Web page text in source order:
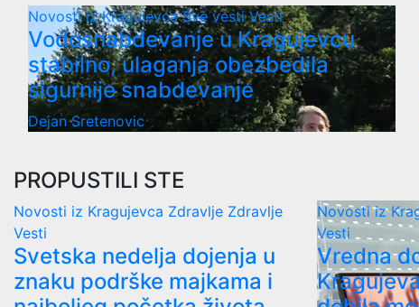
Novosti iz KragujevcaSve vestiVesti
Vodosnabdevanje u Kragujevcu
stabilno, ulaganja obezbedila
sigurnije snabdevanje
Dejan Sretenovic
PROPUSTILI STE
Novosti iz Kragujevca Zdravlje Zdravlje
Vesti
Svetska nedelja dojenja u
znaku podrške majkama i
Novosti iz
Vesti
Vredna